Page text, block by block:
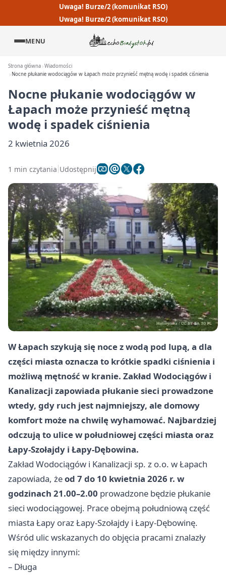
Uwaga! Burze/2 (komunikat RSO)
Uwaga! Burze/2 (komunikat RSO)
MENU
Strona główna Wiadomości
Nocne płukanie wodociągów w Łapach może przynieść mętną wodę i spadek ciśnienia
Nocne płukanie wodociągów w
Łapach może przynieść mętną
wodę i spadek ciśnienia
2 kwietnia 2026
1 min czytania Udostępnij
W Łapach szykują się noce z wodą pod lupą, a dla
części miasta oznacza to krótkie spadki ciśnienia i
możliwą mętność w kranie. Zakład Wodociągów i
Kanalizacji zapowiada płukanie sieci prowadzone
wtedy, gdy ruch jest najmniejszy, ale domowy
komfort może na chwilę wyhamować. Najbardziej
odczują to ulice w południowej części miasta oraz
Łapy-Szołajdy i Łapy-Dębowina.
Zakład Wodociągów i Kanalizacji sp. z o.o. w Łapach
zapowiada, żeod 7 do 10 kwietnia 2026 r. w
godzinach 21.00–2.00 prowadzone będzie płukanie
sieci wodociągowej. Prace obejmą południową część
miasta Łapy oraz Łapy-Szołajdy i Łapy-Dębowinę.
Wśród ulic wskazanych do objęcia pracami znalazły
się między innymi:
– Długa